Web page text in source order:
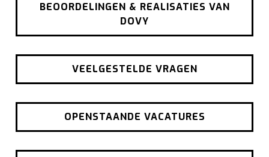
BEOORDELINGEN & REALISATIES VAN
DOVY
VEELGESTELDE VRAGEN
OPENSTAANDE VACATURES